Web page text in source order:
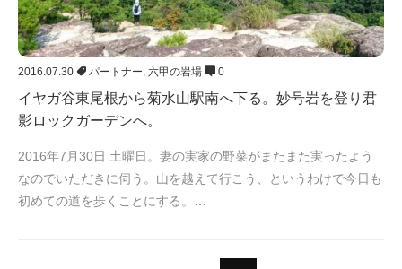
2016.07.30 パートナー, 六甲の岩場 0
イヤガ谷東尾根から菊水山駅南へ下る。妙号岩を登り君
影ロックガーデンへ。
2016年7月30日 土曜日。妻の実家の野菜がまたまた実ったよう
なのでいただきに伺う。山を越えて行こう、というわけで今日も
初めての道を歩くことにする。…